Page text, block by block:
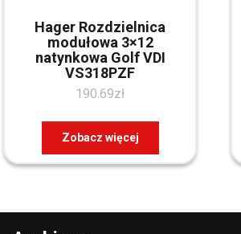
Hager Rozdzielnica
modułowa 3×12
natynkowa Golf VDI
VS318PZF
190.69zł
Zobacz więcej